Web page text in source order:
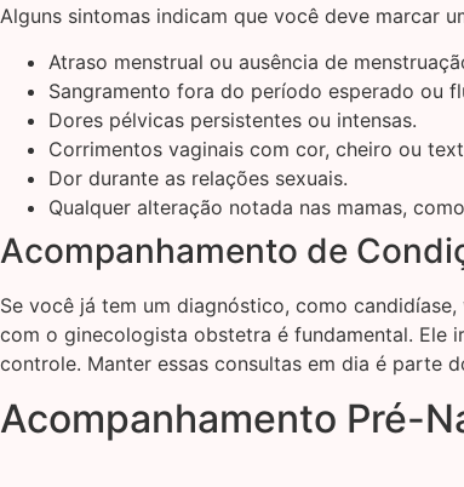
Alguns sintomas indicam que você deve marcar
Atraso menstrual ou ausência de
Sangramento fora do período esperado ou
Dores pélvicas persistentes ou intensas.
Corrimentos vaginais com cor, cheiro ou
Dor durante as relações sexuais.
Qualquer alteração notada nas mamas,
Acompanhamento de
Se você já tem um diagnóstico, como
com o ginecologista obstetra é fundamental. Ele
controle. Manter essas consultas em dia é parte
Acompanhamento Pré-